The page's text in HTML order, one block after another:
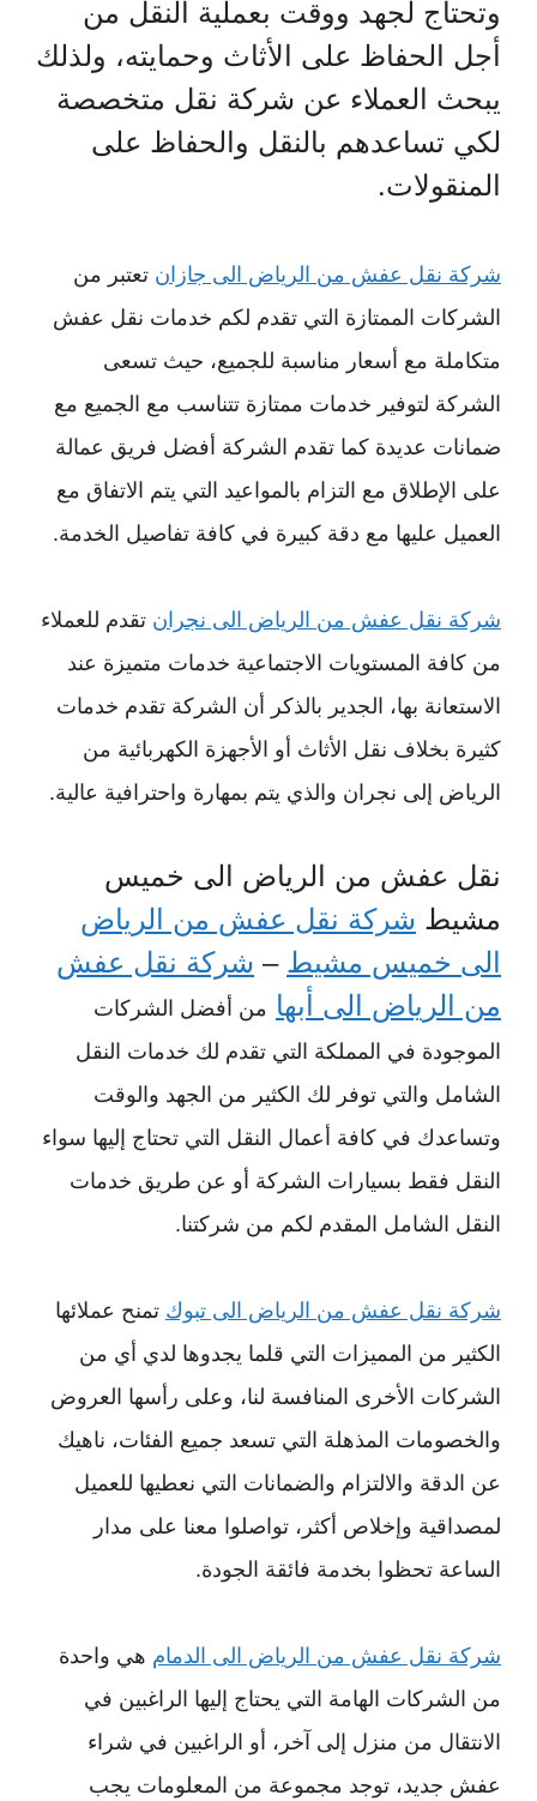
وتحتاج لجهد ووقت بعملية النقل من
أجل الحفاظ على الأثاث وحمايته، ولذلك
يبحث العملاء عن شركة نقل متخصصة
لكي تساعدهم بالنقل والحفاظ على
المنقولات.
شركة نقل عفش من الرياض الى جازان تعتبر من
الشركات الممتازة التي تقدم لكم خدمات نقل عفش
متكاملة مع أسعار مناسبة للجميع، حيث تسعى
الشركة لتوفير خدمات ممتازة تتناسب مع الجميع مع
ضمانات عديدة كما تقدم الشركة أفضل فريق عمالة
على الإطلاق مع التزام بالمواعيد التي يتم الاتفاق مع
العميل عليها مع دقة كبيرة في كافة تفاصيل الخدمة.
شركة نقل عفش من الرياض الى نجران تقدم للعملاء
من كافة المستويات الاجتماعية خدمات متميزة عند
الاستعانة بها، الجدير بالذكر أن الشركة تقدم خدمات
كثيرة بخلاف نقل الأثاث أو الأجهزة الكهربائية من
الرياض إلى نجران والذي يتم بمهارة واحترافية عالية.
نقل عفش من الرياض الى خميس
مشيط شركة نقل عفش من الرياض
الى خميس مشيط – شركة نقل عفش
من الرياض الى أبها من أفضل الشركات
الموجودة في المملكة التي تقدم لك خدمات النقل
الشامل والتي توفر لك الكثير من الجهد والوقت
وتساعدك في كافة أعمال النقل التي تحتاج إليها سواء
النقل فقط بسيارات الشركة أو عن طريق خدمات
النقل الشامل المقدم لكم من شركتنا.
شركة نقل عفش من الرياض الى تبوك تمنح عملائها
الكثير من المميزات التي قلما يجدوها لدي أي من
الشركات الأخرى المنافسة لنا، وعلى رأسها العروض
والخصومات المذهلة التي تسعد جميع الفئات، ناهيك
عن الدقة والالتزام والضمانات التي نعطيها للعميل
لمصداقية وإخلاص أكثر، تواصلوا معنا على مدار
الساعة تحظوا بخدمة فائقة الجودة.
شركة نقل عفش من الرياض الى الدمام هي واحدة
من الشركات الهامة التي يحتاج إليها الراغبين في
الانتقال من منزل إلى آخر، أو الراغبين في شراء
عفش جديد، توجد مجموعة من المعلومات يجب